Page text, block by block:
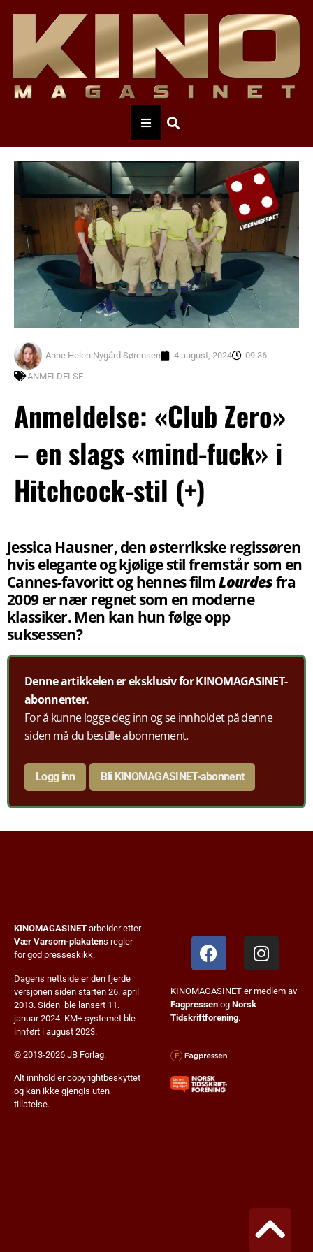
Anne Helen Nygård Sørensen 4 august, 2024
09:36
ANMELDELSE
Anmeldelse: «Club Zero»
– en slags «mind-fuck» i
Hitchcock-stil (+)
Jessica Hausner, den østerrikske regissøren
hvis elegante og kjølige stil fremstår som en
Cannes-favoritt og hennes filmLourdesfra
2009 er nær regnet som en moderne
klassiker. Men kan hun følge opp
suksessen?
Denne artikkelen er eksklusiv for KINOMAGASINET-
abonnenter.
For å kunne logge deg inn og se innholdet på denne
siden må du bestille abonnement.
Logg inn Bli KINOMAGASINET-abonnent
KINOMAGASINET arbeider etter
Vær Varsom-plakatens regler
for god presseskikk.
Dagens nettside er den fjerde
versjonen siden starten 26. april
2013. Siden ble lansert 11.
januar 2024. KM+ systemet ble
innført i august 2023.
© 2013-2026 JB Forlag.
Alt innhold er copyrightbeskyttet
og kan ikke gjengis uten
tillatelse.
KINOMAGASINET er medlem av
Fagpressen og Norsk
Tidskriftforening.